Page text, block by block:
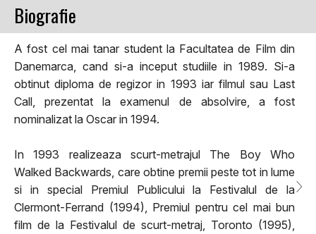
Biografie
A fost cel mai tanar student la Facultatea de Film din
Danemarca, cand si-a inceput studiile in 1989. Si-a
obtinut diploma de regizor in 1993 iar filmul sau Last
Call, prezentat la examenul de absolvire, a fost
nominalizat la Oscar in 1994.
In 1993 realizeaza scurt-metrajul The Boy Who
Walked Backwards, care obtine premii peste tot in lume
si in special Premiul Publicului la Festivalul de la
Clermont-Ferrand (1994), Premiul pentru cel mai bun
film de la Festivalul de scurt-metraj, Toronto (1995),